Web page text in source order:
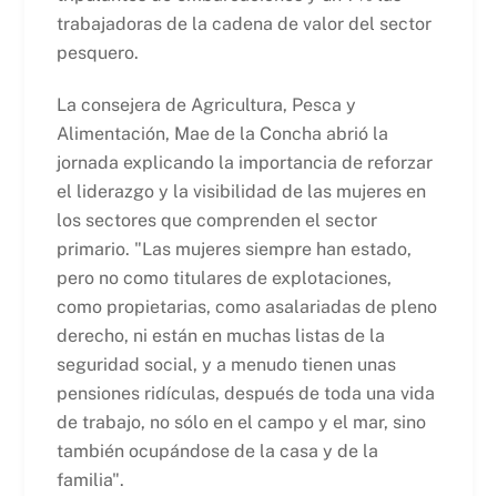
trabajadoras de la cadena de valor del sector
pesquero.
La consejera de Agricultura, Pesca y
Alimentación, Mae de la Concha abrió la
jornada explicando la importancia de reforzar
el liderazgo y la visibilidad de las mujeres en
los sectores que comprenden el sector
primario. "Las mujeres siempre han estado,
pero no como titulares de explotaciones,
como propietarias, como asalariadas de pleno
derecho, ni están en muchas listas de la
seguridad social, y a menudo tienen unas
pensiones ridículas, después de toda una vida
de trabajo, no sólo en el campo y el mar, sino
también ocupándose de la casa y de la
familia".